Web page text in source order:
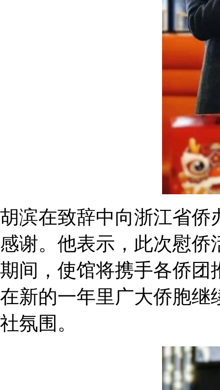
胡滨在致辞中向浙江省侨
感谢。他表示，此次慰侨
期间，使馆将携手各侨团
在新的一年里广大侨胞继
社氛围。